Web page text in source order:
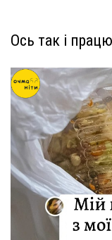
Ось так і